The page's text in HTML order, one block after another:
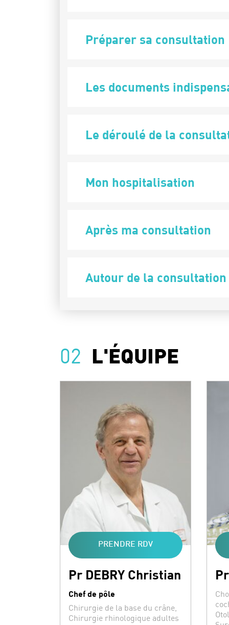
Préparer sa consultation
Les documents
Le déroulé de la
Mon hospitalisation
Après ma consultation
Autour de la consultation
02 L'ÉQUIPE
Pr DEBRY Christian
Chef de pôle
Spécialités :
Chirurgie de la base du crâne,
Chirurgie rhinologique adultes
PRENDRE RDV